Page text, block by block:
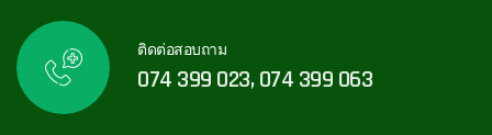
ติดต่อสอบถาม
074 399 023, 074 399 063